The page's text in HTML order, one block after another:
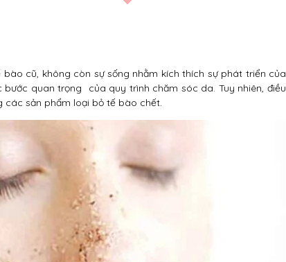
cũ, không còn sự sống nhằm kích thích sự phát triển của
quan trọng của quy trình chăm sóc da. Tuy nhiên, điều
các sản phẩm loại bỏ tế bào chết.